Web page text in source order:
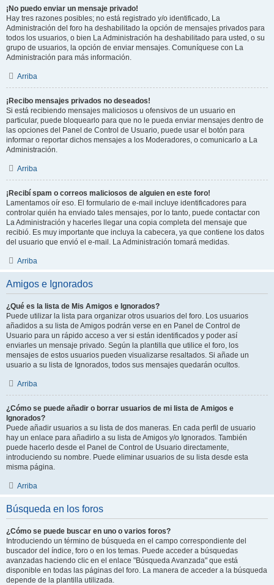
¡No puedo enviar un mensaje privado!
Hay tres razones posibles; no está registrado y/o identificado, La
Administración del foro ha deshabilitado la opción de mensajes privados para
todos los usuarios, o bien La Administración ha deshabilitado para usted, o su
grupo de usuarios, la opción de enviar mensajes. Comuníquese con La
Administración para más información.
Arriba
¡Recibo mensajes privados no deseados!
Si está recibiendo mensajes maliciosos u ofensivos de un usuario en
particular, puede bloquearlo para que no le pueda enviar mensajes dentro de
las opciones del Panel de Control de Usuario, puede usar el botón para
informar o reportar dichos mensajes a los Moderadores, o comunicarlo a La
Administración.
Arriba
¡Recibí spam o correos maliciosos de alguien en este foro!
Lamentamos oír eso. El formulario de e-mail incluye identificadores para
controlar quién ha enviado tales mensajes, por lo tanto, puede contactar con
La Administración y hacerles llegar una copia completa del mensaje que
recibió. Es muy importante que incluya la cabecera, ya que contiene los datos
del usuario que envió el e-mail. La Administración tomará medidas.
Arriba
Amigos e Ignorados
¿Qué es la lista de Mis Amigos e Ignorados?
Puede utilizar la lista para organizar otros usuarios del foro. Los usuarios
añadidos a su lista de Amigos podrán verse en en Panel de Control de
Usuario para un rápido acceso a ver si están identificados y poder así
enviarles un mensaje privado. Según la plantilla que utilice el foro, los
mensajes de estos usuarios pueden visualizarse resaltados. Si añade un
usuario a su lista de Ignorados, todos sus mensajes quedarán ocultos.
Arriba
¿Cómo se puede añadir o borrar usuarios de mi lista de Amigos e
Ignorados?
Puede añadir usuarios a su lista de dos maneras. En cada perfil de usuario
hay un enlace para añadirlo a su lista de Amigos y/o Ignorados. También
puede hacerlo desde el Panel de Control de Usuario directamente,
introduciendo su nombre. Puede eliminar usuarios de su lista desde esta
misma página.
Arriba
Búsqueda en los foros
¿Cómo se puede buscar en uno o varios foros?
Introduciendo un término de búsqueda en el campo correspondiente del
buscador del índice, foro o en los temas. Puede acceder a búsquedas
avanzadas haciendo clic en el enlace "Búsqueda Avanzada" que está
disponible en todas las páginas del foro. La manera de acceder a la búsqueda
depende de la plantilla utilizada.